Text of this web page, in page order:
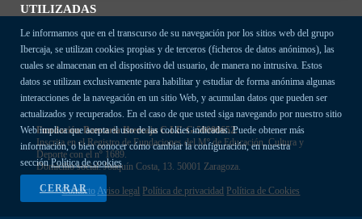
UTILIZADAS
Le informamos que en el transcurso de su navegación por los sitios web del grupo
Ibercaja, se utilizan cookies propias y de terceros (ficheros de datos anónimos), las
cuales se almacenan en el dispositivo del usuario, de manera no intrusiva. Estos
datos se utilizan exclusivamente para habilitar y estudiar de forma anónima algunas
interacciones de la navegación en un sitio Web, y acumulan datos que pueden ser
actualizados y recuperados. En el caso de que usted siga navegando por nuestro sitio
Web implica que acepta el uso de las cookies indicadas. Puede obtener más
información, o bien conocer cómo cambiar la configuración, en nuestra
secciónPolítica de cookies
CERRAR
Fundación Bancaria Ibercaja C.I.F. G-50000652.
Inscrita en el Registro de Fundaciones del Mº de Educación, Cultura y
Deporte con el nº 1689.
Domicilio social: Joaquín Costa, 13. 50001 Zaragoza.
ContactoAviso legal Política de privacidad Política de Cookies